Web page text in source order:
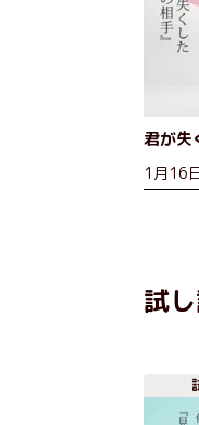
君が
1月16
試